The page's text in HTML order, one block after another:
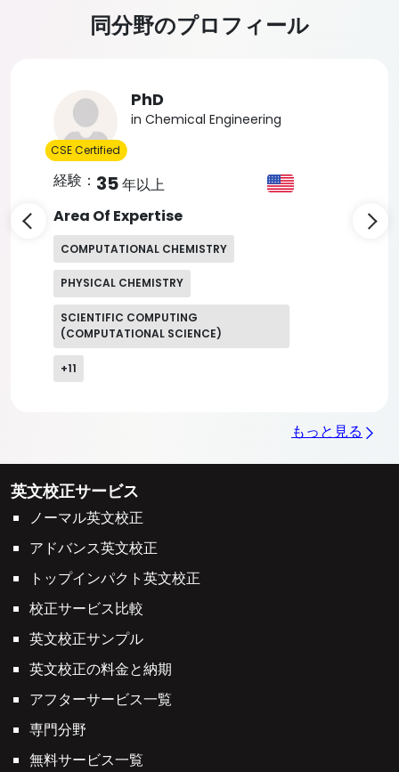
同分野のプロフィール
Slide 4 of 5 PhD
in Geological Sciences
CSE Certified
経験： 33年以上
Area Of Expertise
ENVIRONMENTAL SCIENCE
GEOCHEMISTRY GEOGRAPHY
もっと見る
英文校正サービス
ノーマル英文校正
アドバンス英文校正
トップインパクト英文校正
校正サービス比較
英文校正サンプル
英文校正の料金と納期
アフターサービス一覧
専門分野
無料サービス一覧